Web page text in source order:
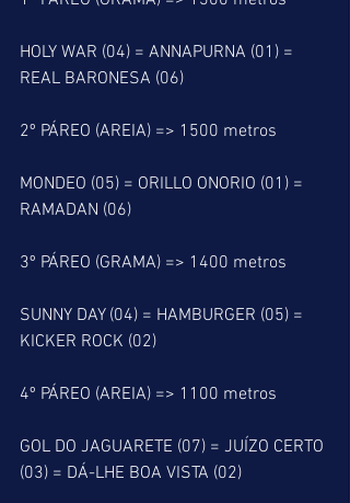
HOLY WAR (04) = ANNAPURNA (01) =
REAL BARONESA (06)
2º PÁREO (AREIA) => 1500 metros
MONDEO (05) = ORILLO ONORIO (01) =
RAMADAN (06)
3º PÁREO (GRAMA) => 1400 metros
SUNNY DAY (04) = HAMBURGER (05) =
KICKER ROCK (02)
4º PÁREO (AREIA) => 1100 metros
GOL DO JAGUARETE (07) = JUÍZO CERTO
(03) = DÁ-LHE BOA VISTA (02)